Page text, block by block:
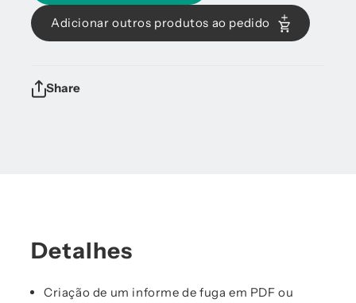
Adicionar outros produtos ao pedido
Share
Detalhes
Criação de um informe de fuga em PDF ou